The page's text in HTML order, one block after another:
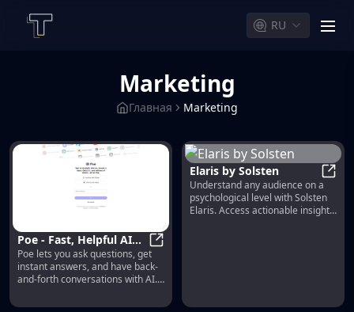
RU
Marketing
Главная Marketing
Poe - Fast, Helpful AI
Chat
Poe - Fast, Helpful AI Chat
Poe lets you ask questions, get
instant answers, and have back-
and-forth conversations with AI.
turbo, Claude from Anthropic,
Elaris by Solsten
Understand any audience on a
psychological level with Solsten
Elaris. Access actionable insights